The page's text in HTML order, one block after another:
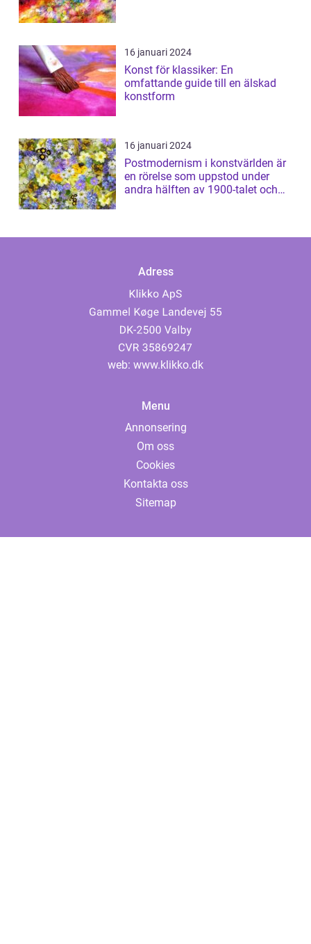
16 januari 2024
Konst för klassiker: En
omfattande guide till en älskad
konstform
16 januari 2024
Postmodernism i konstvärlden är
en rörelse som uppstod under
andra hälften av 1900-talet och
Adress
web: www.klikko.dk
Menu
Annonsering
Om oss
Cookies
Kontakta oss
Sitemap